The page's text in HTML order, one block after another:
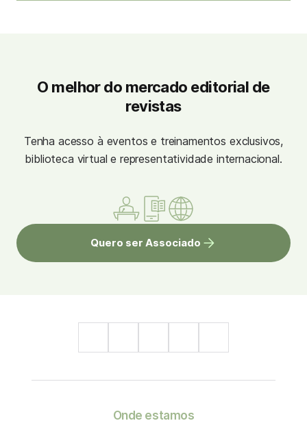
O melhor do mercado editorial de
revistas
Tenha acesso à eventos e treinamentos exclusivos,
biblioteca virtual e representatividade internacional.
Quero ser Associado
Onde estamos